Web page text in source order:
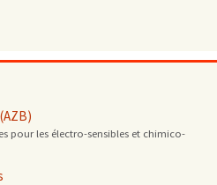
pour les électro-sensibles et chimico-